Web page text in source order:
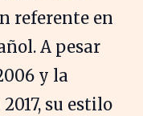
referente en
A pesar
y la
su estilo